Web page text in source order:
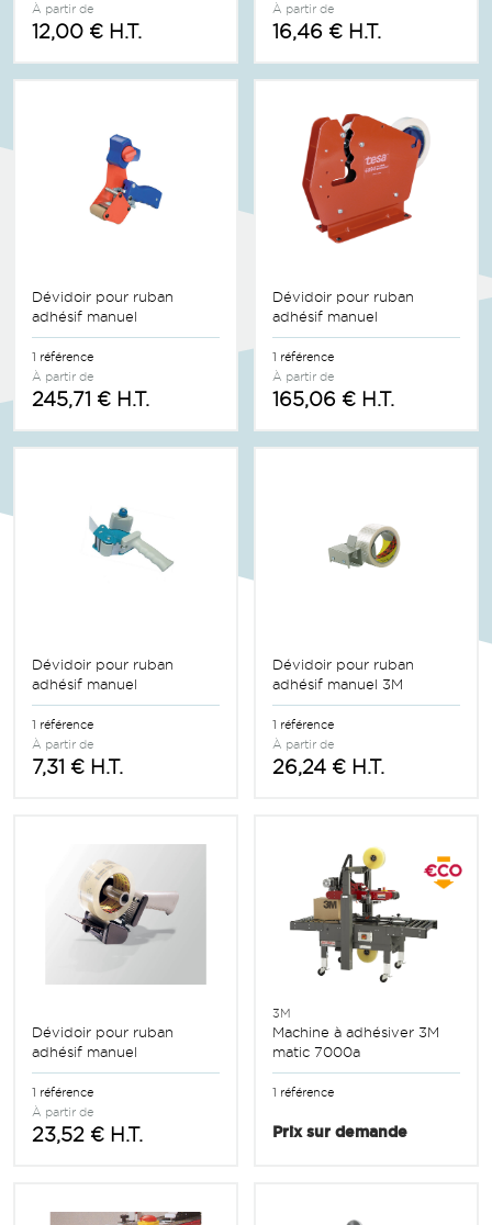
À partir de
12,00 € H.T.
À partir de
16,46 € H.T.
Dévidoir pour ruban
adhésif manuel
1 référence
À partir de
245,71 € H.T.
Dévidoir pour ruban
adhésif manuel
1 référence
À partir de
165,06 € H.T.
Dévidoir pour ruban
adhésif manuel
1 référence
À partir de
7,31 € H.T.
Dévidoir pour ruban
adhésif manuel 3M
1 référence
À partir de
26,24 € H.T.
Dévidoir pour ruban
adhésif manuel
1 référence
À partir de
23,52 € H.T.
3M
Machine à adhésiver 3M
matic 7000a
1 référence
Prix sur demande